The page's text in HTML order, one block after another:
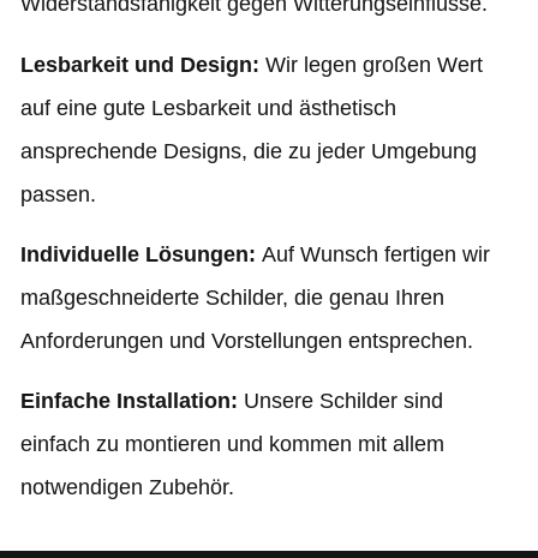
Lesbarkeit und Design: Wir legen großen Wert
auf eine gute Lesbarkeit und ästhetisch
ansprechende Designs, die zu jeder Umgebung
passen.
Individuelle Lösungen: Auf Wunsch fertigen wir
maßgeschneiderte Schilder, die genau Ihren
Anforderungen und Vorstellungen entsprechen.
Einfache Installation: Unsere Schilder sind
einfach zu montieren und kommen mit allem
notwendigen Zubehör.